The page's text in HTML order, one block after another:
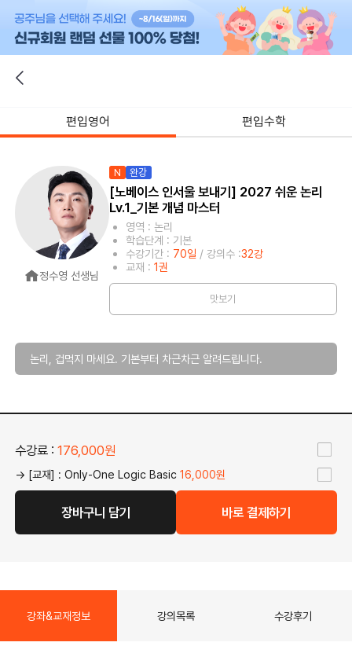
편입영어 편입수학
정수영 선생님
N 완강
[노베이스 인서울 보내기] 2027 쉬운 논리
Lv.1_기본 개념 마스터
영역 : 논리
학습단계 : 기본
수강기간 : 70일 / 강의수 :32강
교재 :1권
맛보기
논리, 겁먹지 마세요. 기본부터 차근차근 알려드립니다.
수강료 :176,000원
→ [교재] : Only-One Logic Basic16,000원
장바구니 담기 바로 결제하기
강좌&교재정보 강의목록 수강후기